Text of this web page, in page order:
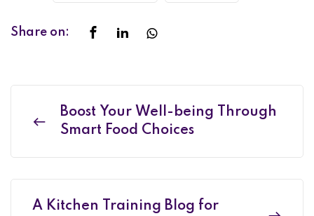
Share on:
Boost Your Well-being Through
Smart Food Choices
A Kitchen Training Blog for